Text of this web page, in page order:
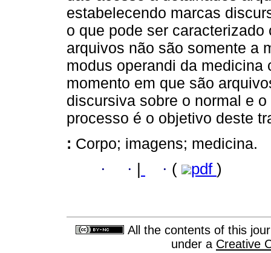
estabelecendo marcas
o que pode ser
arquivos não são somente a
modus operandi da medicina
momento em que são
discursiva sobre o normal e
processo é o objetivo deste
: Corpo; imagens; medicina.
· · · ( pdf )
All the contents of this
under a Creative